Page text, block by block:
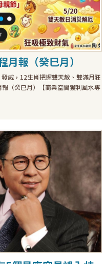
報（癸巳月）
威，12生肖把握雙天赦、雙滿月狂
（癸巳月）【商業空間獲利風水專